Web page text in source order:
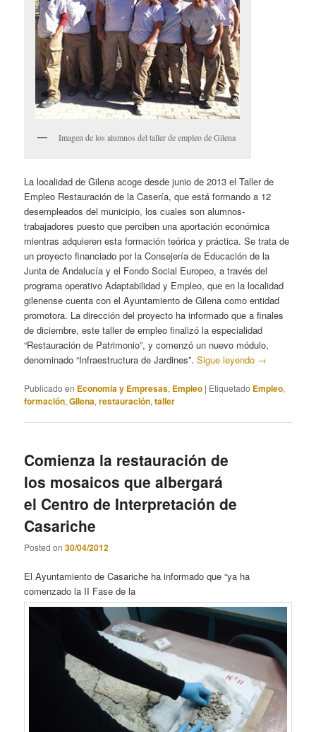
Imagen de los alumnos del taller de empleo de Gilena
La localidad de Gilena acoge desde junio de 2013 el Taller de
Empleo Restauración de la Casería, que está formando a 12
desempleados del municipio, los cuales son alumnos-
trabajadores puesto que perciben una aportación económica
mientras adquieren esta formación teórica y práctica. Se trata de
un proyecto financiado por la Consejería de Educación de la
Junta de Andalucía y el Fondo Social Europeo, a través del
programa operativo Adaptabilidad y Empleo, que en la localidad
gilenense cuenta con el Ayuntamiento de Gilena como entidad
promotora. La dirección del proyecto ha informado que a finales
de diciembre, este taller de empleo finalizó la especialidad
“Restauración de Patrimonio”, y comenzó un nuevo módulo,
denominado “Infraestructura de Jardines”.Sigue leyendo →
Publicado en Economia y Empresas, Empleo | Etiquetado Empleo,
formación,Gilena,restauración,taller
Comienza la restauración de
los mosaicos que albergará
el Centro de Interpretación de
Casariche
Posted on30/04/2012
El Ayuntamiento de Casariche ha informado que “ya ha
comenzado la II Fase de la